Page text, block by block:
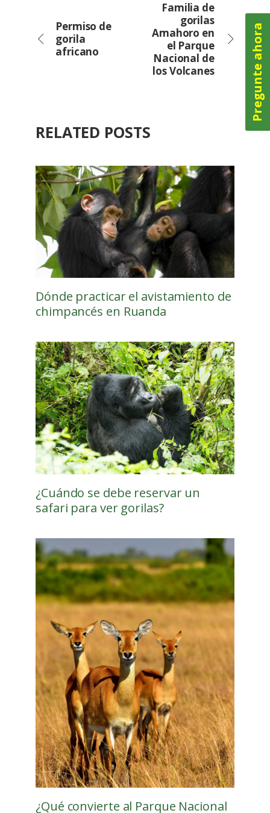
Permiso de
gorila
africano
Familia de
gorilas
Amahoro en
el Parque
Nacional de
los Volcanes
RELATED POSTS
Dónde practicar el avistamiento de
chimpancés en Ruanda
¿Cuándo se debe reservar un
safari para ver gorilas?
¿Qué convierte al Parque Nacional
Pregunte ahora